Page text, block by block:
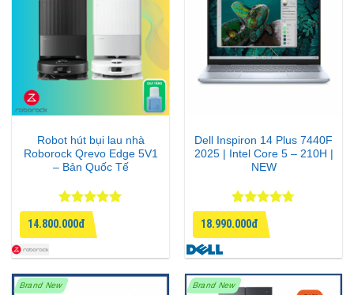
Robot hút bụi lau nhà
Roborock Qrevo Edge 5V1
– Bản Quốc Tế
Được xếp
hạng
55
sao
14.800.000đ
Dell Inspiron 14 Plus 7440F
2025 | Intel Core 5 – 210H |
NEW
Được xếp
hạng
4.67
5 sao
18.990.000đ
Brand New Brand New